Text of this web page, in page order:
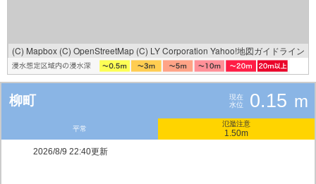
(C) Mapbox (C) OpenStreetMap (C) LY Corporation Yahoo!地図ガイドライン
柳町
現在
水位
0.15 m
平常
氾濫注意
1.50m
2026/8/9 22:40更新